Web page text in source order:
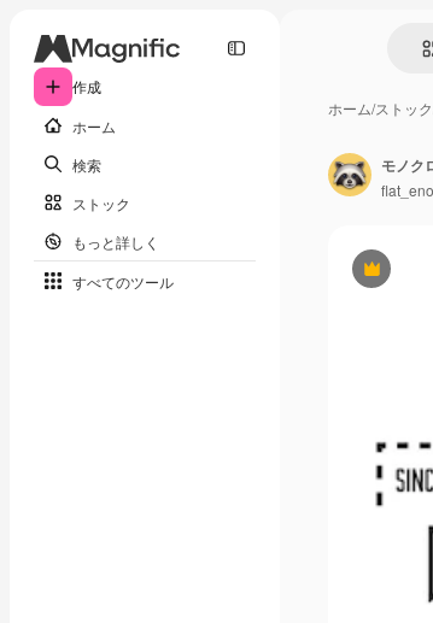
作成
ホーム
検索
ストック
もっと詳しく
すべてのツール
ホーム/ストック
Premium